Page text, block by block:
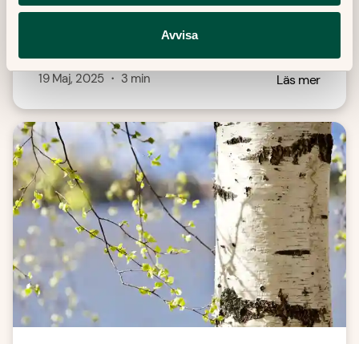
Avvisa
frågor om viktnedgång.
19 Maj, 2025・ 3 min Läs mer